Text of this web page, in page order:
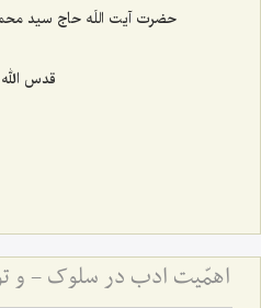
حضرت آیت اللَه حاج سید
قدس
اهمّیت ادب در سلوک - و